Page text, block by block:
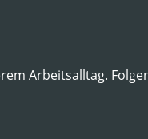
Arbeitsalltag.